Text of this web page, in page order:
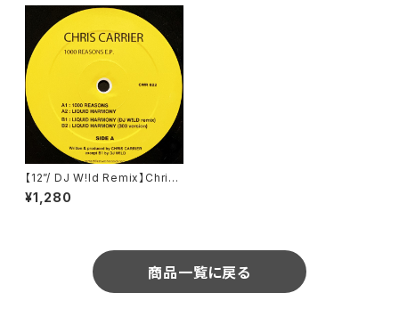
【12”/ DJ W!ld Remix】Chris
Carrier / 1000 Reasons E.
P. (Catwash Records) (CW
¥1,280
商品一覧に戻る